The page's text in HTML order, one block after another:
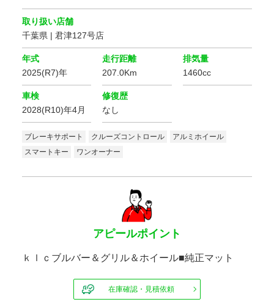
取り扱い店舗
千葉県 | 君津127号店
年式
2025(R7)年
走行距離
207.0Km
排気量
1460cc
車検
2028(R10)年4月
修復歴
なし
ブレーキサポート クルーズコントロール
アルミホイール
スマートキー
ワンオーナー
アピールポイント
ｋｌｃブルバー＆グリル＆ホイール■純正マット
在庫確認・見積依頼